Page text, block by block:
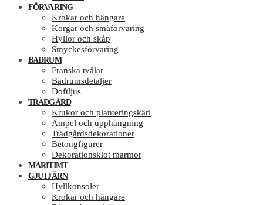
FÖRVARING
Krokar och hängare
Korgar och småförvaring
Hyllor och skåp
Smyckesförvaring
BADRUM
Franska tvålar
Badrumsdetaljer
Doftljus
TRÄDGÅRD
Krukor och planteringskärl
Ampel och upphängning
Trädgårdsdekorationer
Betongfigurer
Dekorationsklot marmor
MARITIMT
GJUTJÄRN
Hyllkonsoler
Krokar och hängare